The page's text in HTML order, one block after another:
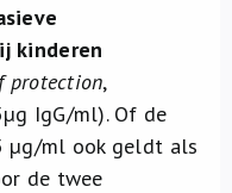
kinderen
protection,
IgG/ml). Of de
µg/ml ook geldt als
de twee